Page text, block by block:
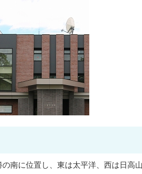
南に位置し、東は太平洋、西は日高